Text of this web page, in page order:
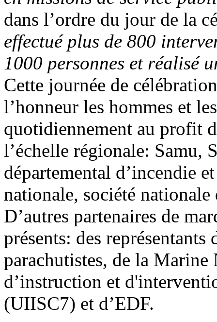
dans l’ordre du jour de la
effectué plus de 800
1000 personnes et réalisé
Cette journée de
l’honneur les hommes et
quotidiennement au profit
l’échelle régionale: Samu,
départemental d’incendie
nationale, société
D’autres partenaires de
présents: des
parachutistes, de la Marine
d’instruction et
(UIISC7) et d’EDF.